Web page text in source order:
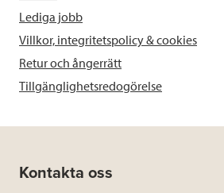
Lediga jobb
Villkor, integritetspolicy & cookies
Retur och ångerrätt
Tillgänglighetsredogörelse
Kontakta oss